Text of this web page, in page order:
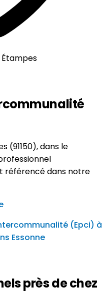
Étampes
(91150), dans le
référencé dans notre
(Epci) à
Essonne
près de chez